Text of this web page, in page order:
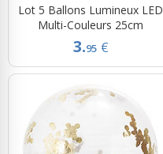
Lot 5 Ballons Lumineux LED
Multi-Couleurs 25cm
3.95 €